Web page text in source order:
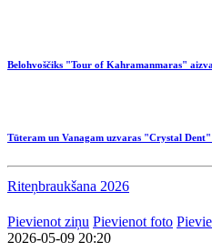
Belohvoščiks "Tour of Kahramanmaras"
Tūteram un Vanagam uzvaras "Crystal
Riteņbraukšana 2026
Pievienot ziņu Pievienot foto
2026-05-09 20:20